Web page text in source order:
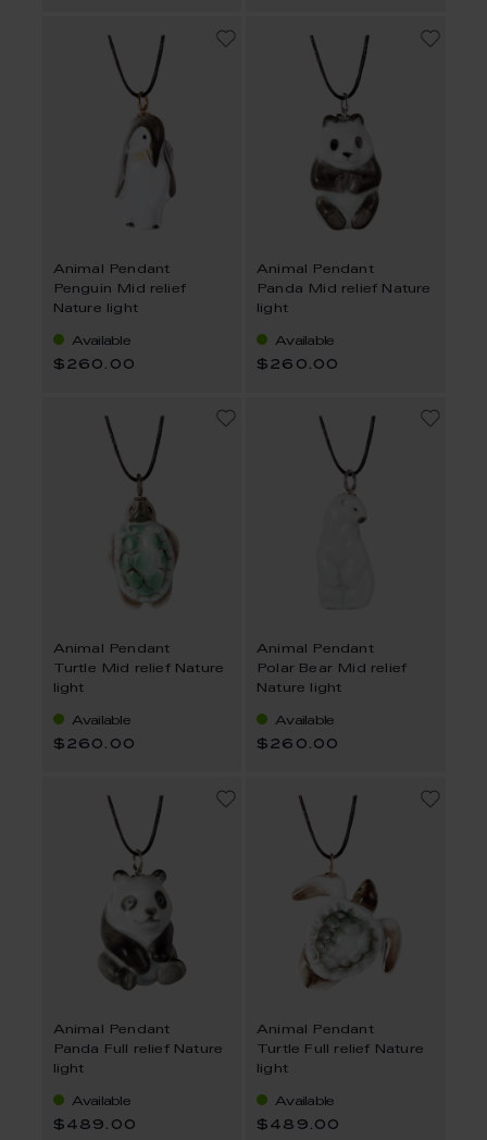
Animal Pendant
Penguin Mid relief
Nature light
Available
$260.00
Animal Pendant
Panda Mid relief Nature
light
Available
$260.00
Animal Pendant
Turtle Mid relief Nature
light
Available
$260.00
Animal Pendant
Polar Bear Mid relief
Nature light
Available
$260.00
Animal Pendant
Panda Full relief Nature
light
Available
$489.00
Animal Pendant
Turtle Full relief Nature
light
Available
$489.00